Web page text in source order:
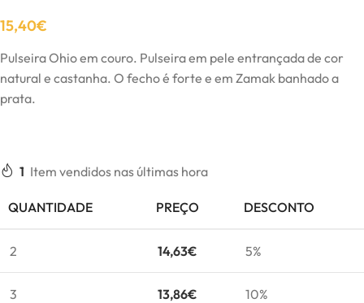
15,40€
Pulseira Ohio em couro. Pulseira em pele entrançada de cor
natural e castanha. O fecho é forte e em Zamak banhado a
prata.
1 Item vendidos nas últimas hora
QUANTIDADE PREÇO DESCONTO
2 14,63€ 5%
3 13,86€ 10%